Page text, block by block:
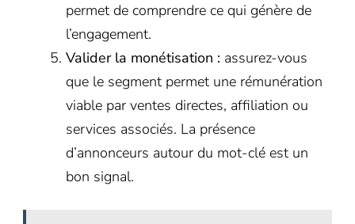
permet de comprendre ce qui génère de
l’engagement.
Valider la monétisation : assurez-vous
que le segment permet une rémunération
viable par ventes directes, affiliation ou
services associés. La présence
d’annonceurs autour du mot-clé est un
bon signal.